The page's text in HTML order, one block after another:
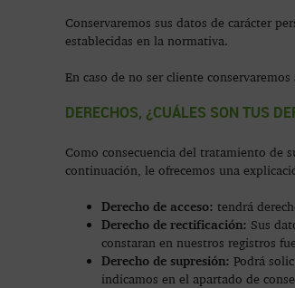
Conservaremos sus datos de carácter
establecidas en la normativa.
En caso de no ser cliente
DERECHOS, ¿CUÁLES SON TUS
Como consecuencia del tratamiento de
continuación, le ofrecemos una
Derecho de acceso: tendrá
Derecho de rectificación: Sus
constaran en nuestros registros
Derecho de supresión: Podrá
indicamos en el apartado de